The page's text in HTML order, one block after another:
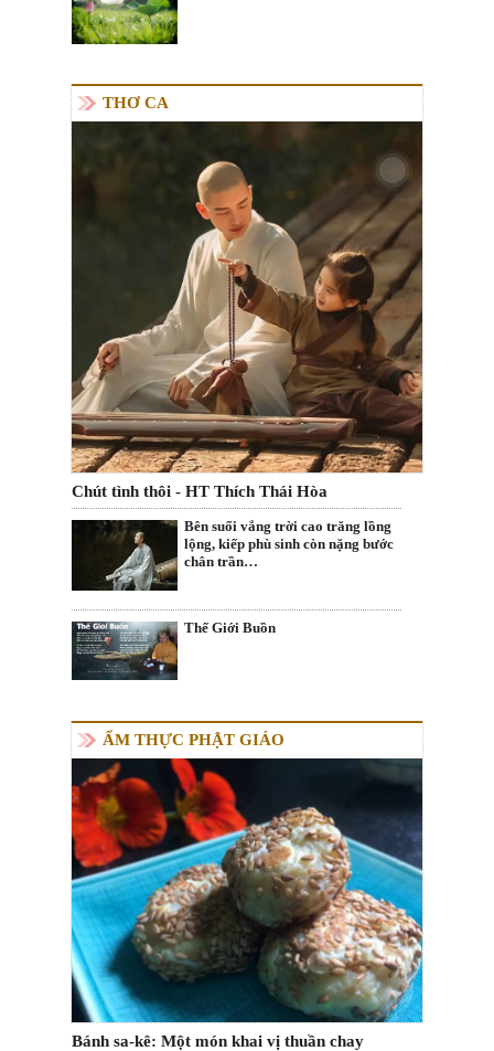
THƠ CA
Chút tình thôi - HT Thích Thái Hòa
Bên suối vắng trời cao trăng lồng
lộng, kiếp phù sinh còn nặng bước
chân trần…
Thế Giới Buồn
ẨM THỰC PHẬT GIÁO
Bánh sa-kê: Một món khai vị thuần chay